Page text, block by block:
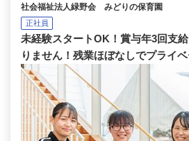
社会福祉法人緑野会 みどりの保育園
正社員
未経験スタートOK！賞与年3回支
りません！残業ほぼなしでプライ